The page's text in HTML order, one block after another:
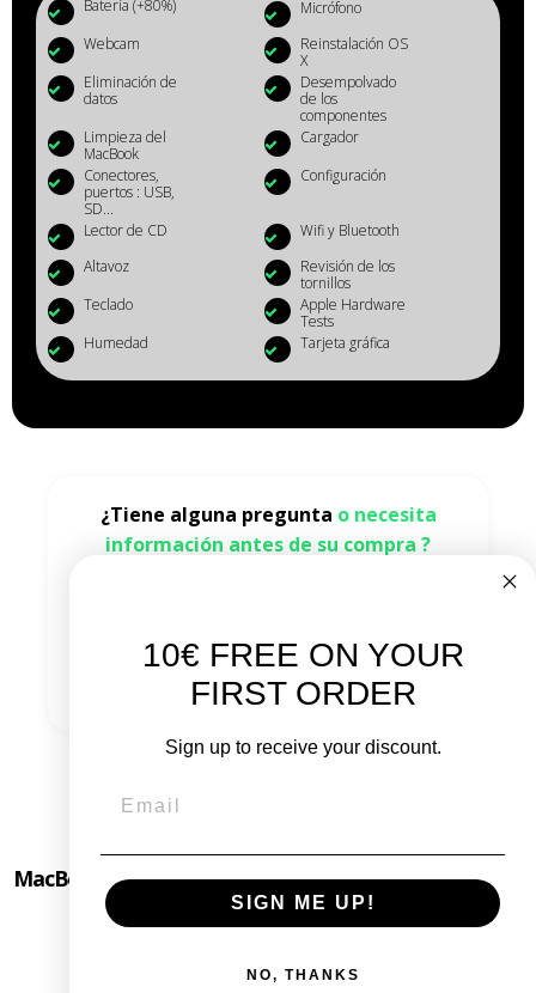
Batería (+80%)
Micrófono
Webcam
Reinstalación OS
X
Eliminación de
datos
Desempolvado
de los
componentes
Limpieza del
MacBook
Cargador
Conectores,
puertos : USB,
SD...
Configuración
Lector de CD
Wifi y Bluetooth
Altavoz
Revisión de los
tornillos
Teclado
Apple Hardware
Tests
Humedad
Tarjeta gráfica
¿Tiene alguna pregunta o necesita
información antes de su compra ?
Contáctenos
MacBook Pro 15" Mediados de 2012 - Intel i7 2,3 Ghz - 8
GB de RAM
10€ FREE ON YOUR
FIRST ORDER
Sign up to receive your discount.
SIGN ME UP!
NO, THANKS